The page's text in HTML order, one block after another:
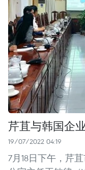
芹苴与韩国企
19/07/2022 04:19
7月18日下午，芹